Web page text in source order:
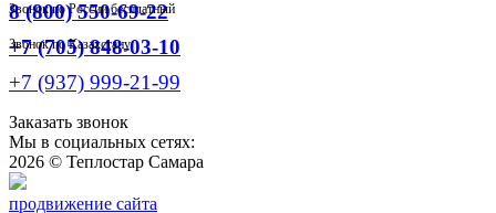
8 (800) 550-69-22
Звонок по России бесплатный
+7 (705) 848-03-10
Звонок по Казахстану
+7 (937) 999-21-99
Заказать звонок
Мы в социальных сетях:
2026 © Теплостар Самара
продвижение сайта